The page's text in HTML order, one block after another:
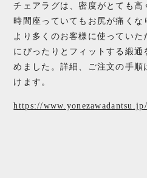
チェアラグは、密度がとても高
時間座っていてもお尻が痛くな
より多くのお客様に使ってい
にぴったりとフィットする緞
めました。詳細、ご注文の手
けます。
https://